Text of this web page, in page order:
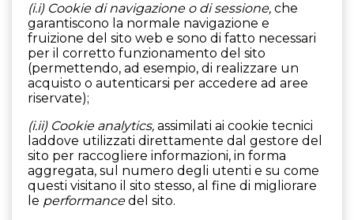
(i.i) Cookie di navigazione o di sessione, che
garantiscono la normale navigazione e
fruizione del sito web e sono di fatto necessari
per il corretto funzionamento del sito
(permettendo, ad esempio, di realizzare un
acquisto o autenticarsi per accedere ad aree
riservate);
(i.ii) Cookie analytics, assimilati ai cookie tecnici
laddove utilizzati direttamente dal gestore del
sito per raccogliere informazioni, in forma
aggregata, sul numero degli utenti e su come
questi visitano il sito stesso, al fine di migliorare
le performancedel sito.